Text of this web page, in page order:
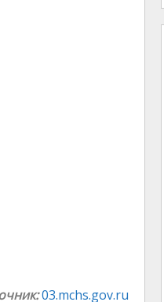
03.mchs.gov.ru